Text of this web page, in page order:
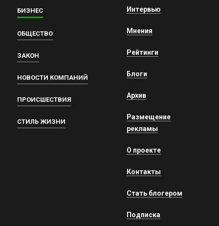
БИЗНЕС
ОБЩЕСТВО
ЗАКОН
НОВОСТИ КОМПАНИЙ
ПРОИСШЕСТВИЯ
СТИЛЬ ЖИЗНИ
Интервью
Мнения
Рейтинги
Блоги
Архив
Размещение
рекламы
О проекте
Контакты
Стать блогером
Подписка